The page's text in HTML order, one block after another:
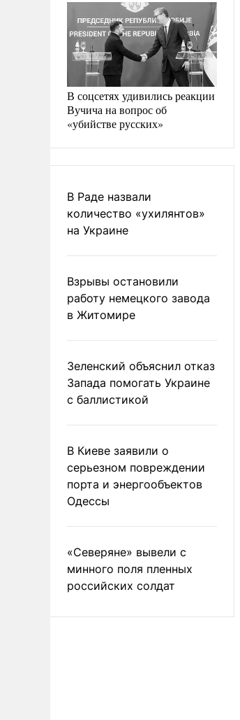
В соцсетях удивились реакции
Вучича на вопрос об
«убийстве русских»
В Раде назвали
количество «ухилянтов»
на Украине
Взрывы остановили
работу немецкого завода
в Житомире
Зеленский объяснил отказ
Запада помогать Украине
с баллистикой
В Киеве заявили о
серьезном повреждении
порта и энергообъектов
Одессы
«Северяне» вывели с
минного поля пленных
российских солдат